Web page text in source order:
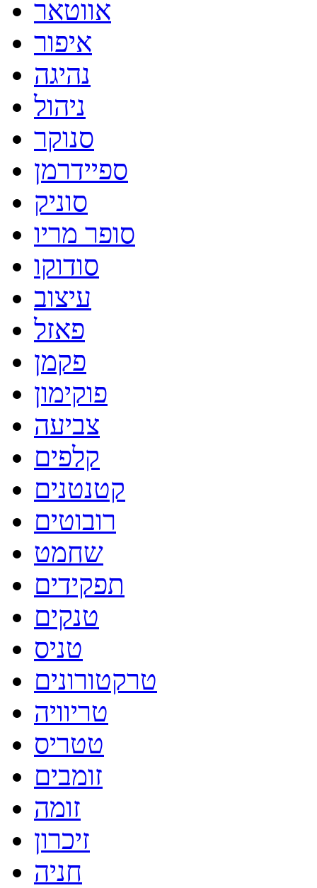
אווטאר
איפור
נהיגה
ניהול
סנוקר
ספיידרמן
סוניק
סופר מריו
סודוקו
עיצוב
פאזל
פקמן
פוקימון
צביעה
קלפים
קטנטנים
רובוטים
שחמט
תפקידים
טנקים
טניס
טרקטורונים
טריוויה
טטריס
זומבים
זומה
זיכרון
חניה